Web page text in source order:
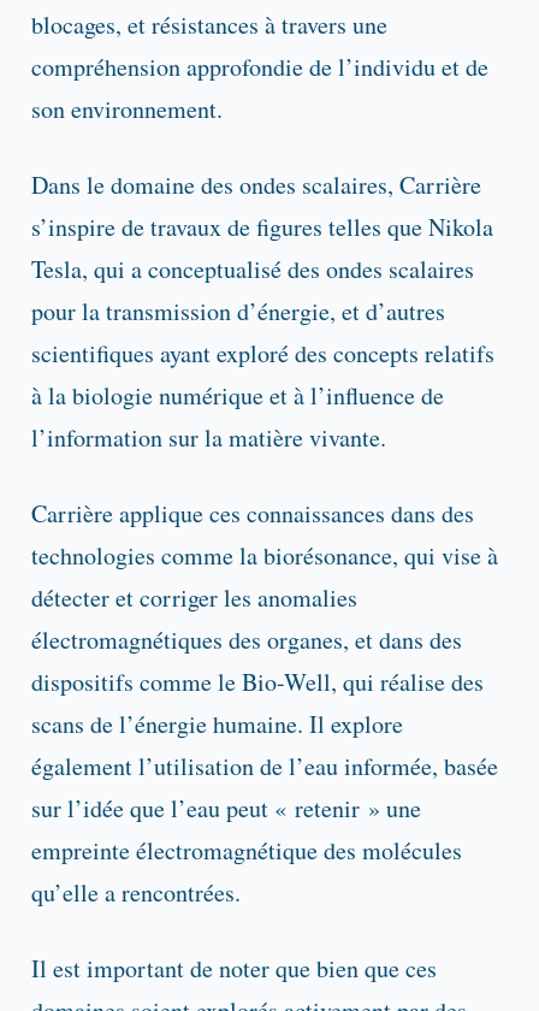
blocages, et résistances à travers une
compréhension approfondie de l’individu et de
son environnement.
Dans le domaine des ondes scalaires, Carrière
s’inspire de travaux de figures telles que Nikola
Tesla, qui a conceptualisé des ondes scalaires
pour la transmission d’énergie, et d’autres
scientifiques ayant exploré des concepts relatifs
à la biologie numérique et à l’influence de
l’information sur la matière vivante.
Carrière applique ces connaissances dans des
technologies comme la biorésonance, qui vise à
détecter et corriger les anomalies
électromagnétiques des organes, et dans des
dispositifs comme le Bio-Well, qui réalise des
scans de l’énergie humaine. Il explore
également l’utilisation de l’eau informée, basée
sur l’idée que l’eau peut « retenir » une
empreinte électromagnétique des molécules
qu’elle a rencontrées.
Il est important de noter que bien que ces